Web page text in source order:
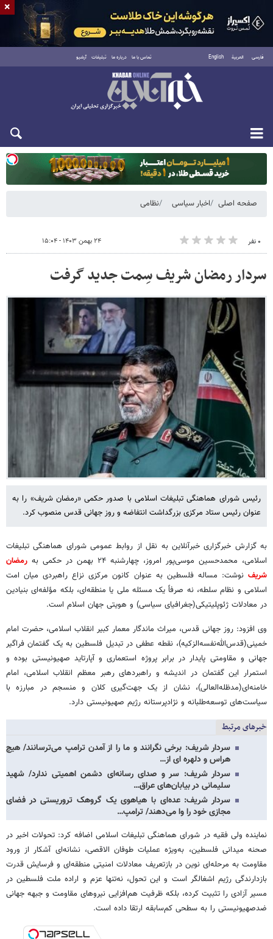
فارسی العربية English تماس با ما درباره ما تبلیغات آرشیو
دوشنبه ۱۹ مرداد ۱۴۰۵
صفحه اصلی اخبار سیاسی نظامی
۰ نفر ۲۴ بهمن ۱۴۰۳ - ۱۵:۰۴
سردار رمضان شریف سِمت جدید گرفت
رئیس شورای هماهنگی تبلیغات اسلامی با صدور حکمی «رمضان شریف» را به
عنوان رئیس ستاد مرکزی بزرگداشت انتفاضه و روز جهانی قدس منصوب کرد.
به گزارش خبرگزاری خبرآنلاین به نقل از روابط عمومی شورای هماهنگی تبلیغات
اسلامی، محمدحسین موسی‌پور امروز، چهارشنبه ۲۴ بهمن در حکمی به
رمضان
شریف نوشت: مساله فلسطین به‌ عنوان کانون مرکزی نزاع راهبردی میان امت
اسلامی و نظام سلطه، نه صرفاً یک مسئله ملی یا منطقه‌ای، بلکه مؤلفه‌ای بنیادین
در معادلات ژئوپلیتیکی(جغرافیای سیاسی) و هویتی جهان اسلام است.
وی افزود: روز جهانی قدس، میراث ماندگار معمار کبیر انقلاب اسلامی، حضرت امام
خمینی(قدس‌الله‌نفسه‌الزکیه)، نقطه عطفی در تبدیل فلسطین به یک گفتمان فراگیر
جهانی و مقاومتی پایدار در برابر پروژه استعماری و آپارتاید صهیونیستی بوده و
استمرار این گفتمان در اندیشه و راهبردهای رهبر معظم انقلاب اسلامی، امام
خامنه‌ای(مدظله‌العالی)، نشان از یک جهت‌گیری کلان و منسجم در مبارزه با
سیاست‌های توسعه‌طلبانه و نژادپرستانه رژیم صهیونیستی دارد.
خبرهای مرتبط
سردار شریف: برخی نگرانند و ما را از آمدن ترامپ می‌ترسانند/ هیچ
هراس و دلهره ای از…
سردار شریف: سر و صدای رسانه‌ای دشمن اهمیتی ندارد/ شهید
سلیمانی در بیابان‌های عراق…
سردار شریف: عده‌ای با هیاهوی یک گروهک تروریستی در فضای
مجازی خود را وا می‌دهند/ ترامپ…
نماینده ولی فقیه در شورای هماهنگی تبلیغات اسلامی اضافه کرد: تحولات اخیر در
صحنه میدانی فلسطین، به‌ویژه عملیات طوفان الاقصی، نشانه‌ای آشکار از ورود
مقاومت به مرحله‌ای نوین در بازتعریف معادلات امنیتی منطقه‌ای و فرسایش قدرت
بازدارندگی رژیم اشغالگر است و این تحول، نه‌تنها عزم و اراده ملت فلسطین در
مسیر آزادی را تثبیت کرده، بلکه ظرفیت هم‌افزایی نیروهای مقاومت و جبهه جهانی
ضدصهیونیستی را به سطحی کم‌سابقه ارتقا داده است.
×